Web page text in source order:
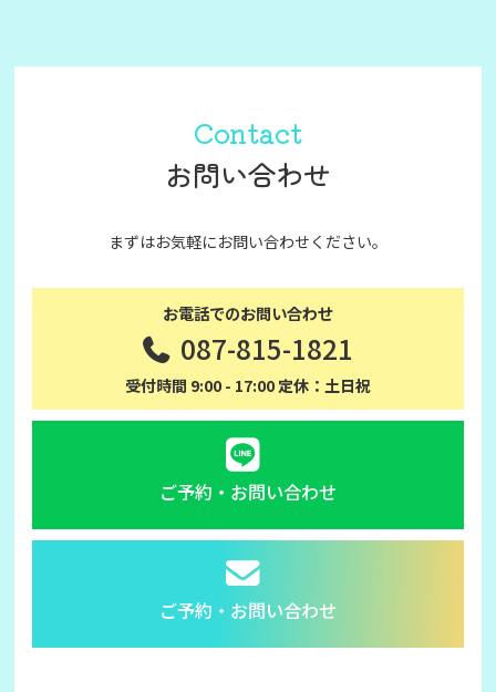
Contact
お問い合わせ
まずはお気軽にお問い合わせください。
お電話でのお問い合わせ
087-815-1821
受付時間 9:00 - 17:00 定休：土日祝
ご予約・お問い合わせ
ご予約・お問い合わせ